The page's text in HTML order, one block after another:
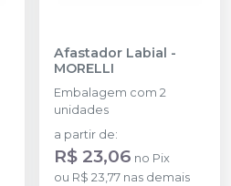
Afastador Labial -
MORELLI
Embalagem com 2
unidades
a partir de:
R$ 23,06 no Pix
ou R$ 23,77 nas demais